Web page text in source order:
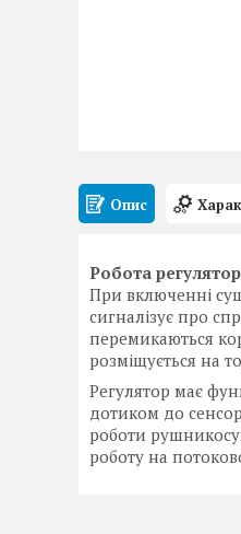
Опис
Робота
При включенні
сигналізує про
перемикаються
розміщується на
Регулятор має
дотиком до
роботи
роботу на